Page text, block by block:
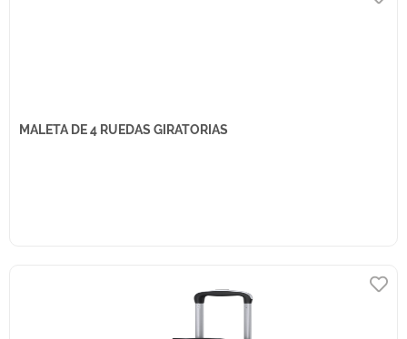
MALETA DE 4 RUEDAS GIRATORIAS